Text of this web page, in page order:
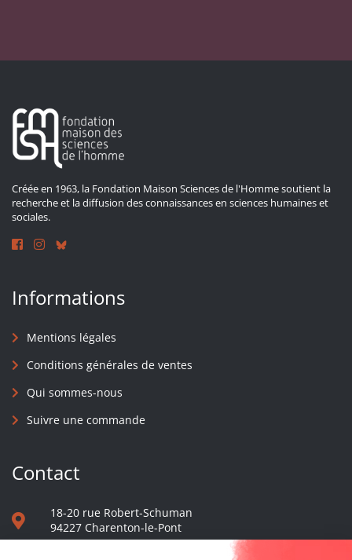
Créée en 1963, la Fondation Maison Sciences de l'Homme soutient la
recherche et la diffusion des connaissances en sciences humaines et
sociales.
Informations
Mentions légales
Conditions générales de ventes
Qui sommes-nous
Suivre une commande
Contact
18-20 rue Robert-Schuman
94227 Charenton-le-Pont